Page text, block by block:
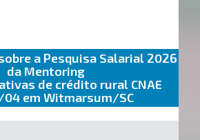
a Pesquisa Salarial 2026
da Mentoring
de crédito rural CNAE
em Witmarsum/SC